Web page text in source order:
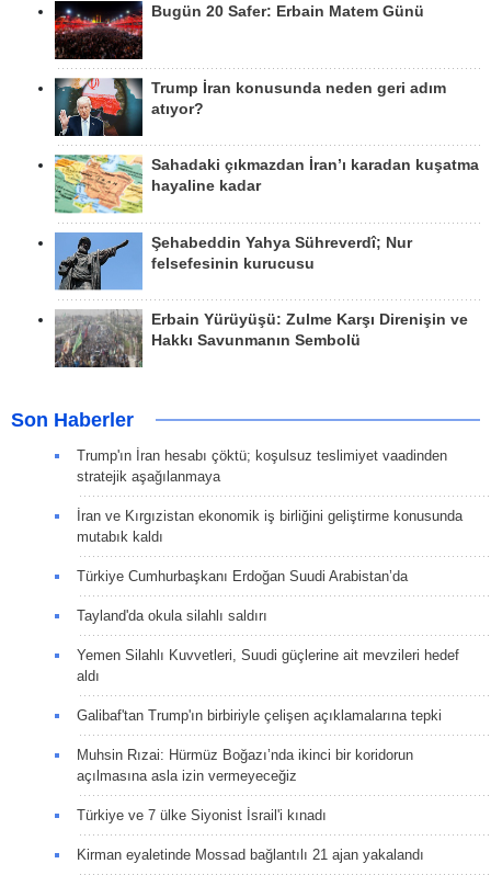
Bugün 20 Safer: Erbain Matem Günü
Trump İran konusunda neden geri adım
atıyor?
Sahadaki çıkmazdan İran’ı karadan kuşatma
hayaline kadar
Şehabeddin Yahya Sühreverdî; Nur
felsefesinin kurucusu
Erbain Yürüyüşü: Zulme Karşı Direnişin ve
Hakkı Savunmanın Sembolü
Son Haberler
Trump'ın İran hesabı çöktü; koşulsuz teslimiyet vaadinden
stratejik aşağılanmaya
İran ve Kırgızistan ekonomik iş birliğini geliştirme konusunda
mutabık kaldı
Türkiye Cumhurbaşkanı Erdoğan Suudi Arabistan’da
Tayland'da okula silahlı saldırı
Yemen Silahlı Kuvvetleri, Suudi güçlerine ait mevzileri hedef
aldı
Galibaf'tan Trump'ın birbiriyle çelişen açıklamalarına tepki
Muhsin Rızai: Hürmüz Boğazı’nda ikinci bir koridorun
açılmasına asla izin vermeyeceğiz
Türkiye ve 7 ülke Siyonist İsrail'i kınadı
Kirman eyaletinde Mossad bağlantılı 21 ajan yakalandı